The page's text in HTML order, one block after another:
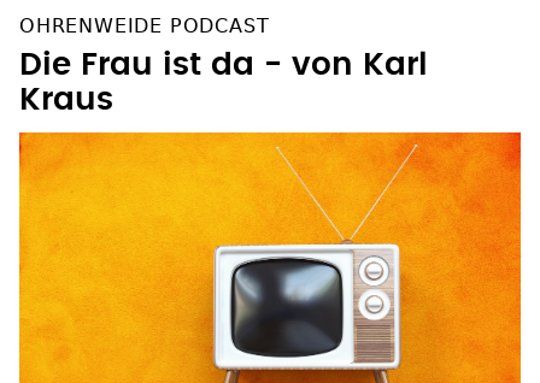
OHRENWEIDE PODCAST
Die Frau ist da - von Karl
Kraus